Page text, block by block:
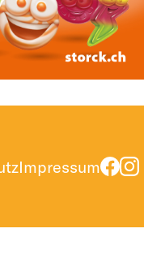
Impressum